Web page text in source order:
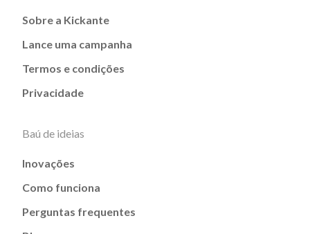
Sobre a Kickante
Lance uma campanha
Termos e condições
Privacidade
Baú de ideias
Inovações
Como funciona
Perguntas frequentes